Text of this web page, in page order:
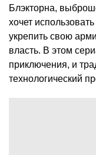
Блэкторна,
хочет
укрепить свою
власть. В этом
приключения, и
технологический